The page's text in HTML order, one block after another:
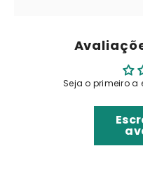
Seja o primeiro